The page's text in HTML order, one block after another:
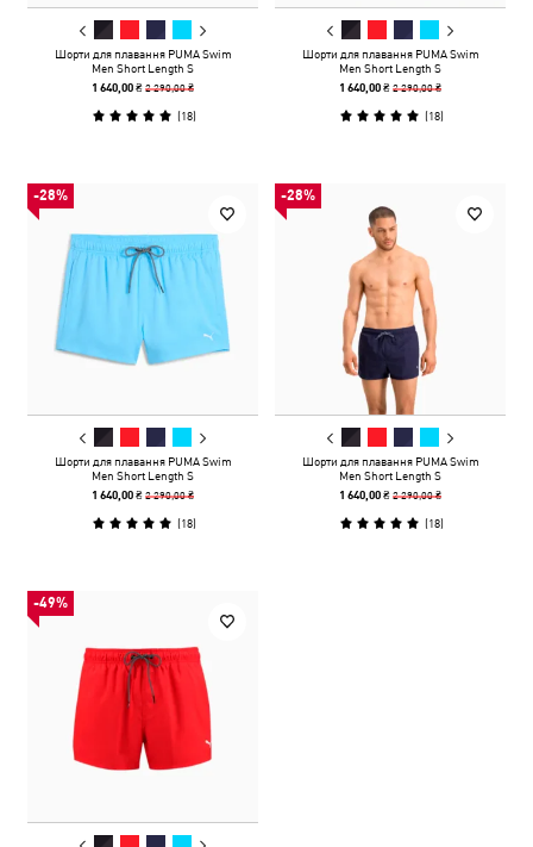
Шорти для плавання PUMA Swim
Men Short Length S
1 640,00 ₴2 290,00 ₴
(18)
Шорти для плавання PUMA Swim
Men Short Length S
1 640,00 ₴2 290,00 ₴
(18)
-28%
Шорти для плавання PUMA Swim
Men Short Length S
1 640,00 ₴2 290,00 ₴
(18)
-28%
Шорти для плавання PUMA Swim
Men Short Length S
1 640,00 ₴2 290,00 ₴
(18)
-49%